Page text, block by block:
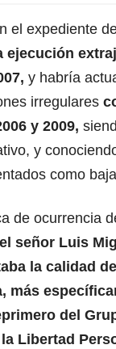
el expediente
ejecución
y habría
irregulares
y 2009,
y
como
de ocurrencia
el señor Luis
la calidad
más
del
Libertad